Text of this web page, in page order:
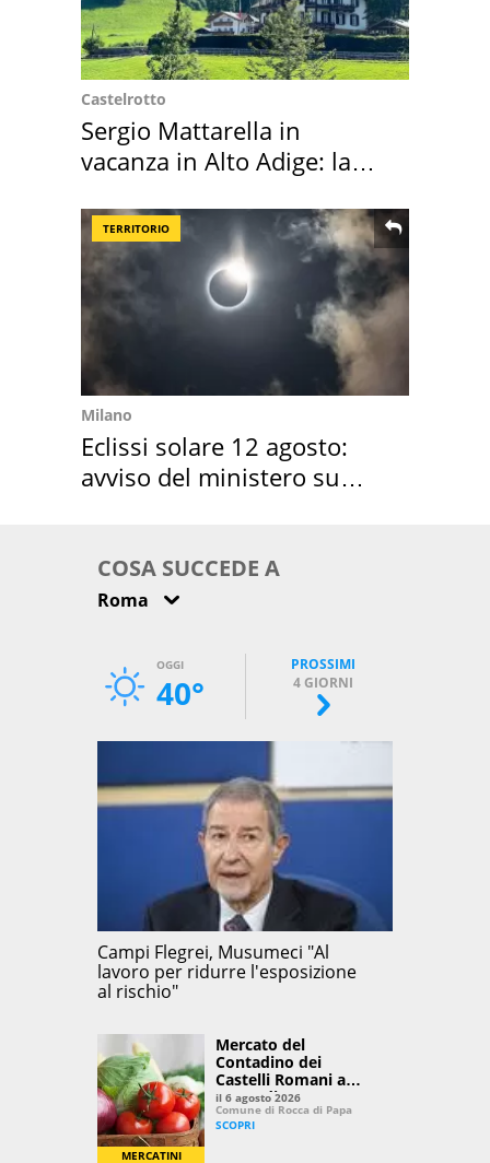
Castelrotto
Sergio Mattarella in
vacanza in Alto Adige: la
TERRITORIO
Milano
Eclissi solare 12 agosto:
avviso del ministero su